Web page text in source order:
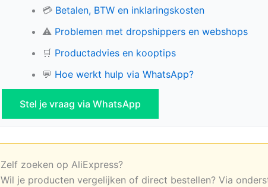
💳 Betalen, BTW en inklaringskosten
⚠️ Problemen met dropshippers en webshops
🛒 Productadvies en kooptips
💬 Hoe werkt hulp via WhatsApp?
Stel je vraag via WhatsApp
Zelf zoeken op AliExpress?
Wil je producten vergelijken of direct bestellen? Via